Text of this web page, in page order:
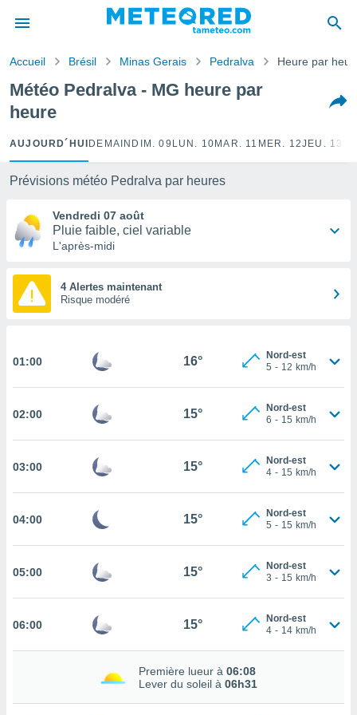
de
a
par
en
les
nous
à vous
de très
»,
ACCEPTER
Accueil Brésil Minas Gerais Pedralva Heure par
Météo Pedralva - MG heure par
heure
AUJOURD´HUI DEMAIN DIM. 09 LUN. 10 MAR. 11 MER. 12JEU. 13
Prévisions météo Pedralva par heures
Vendredi 07 août
Pluie faible, ciel variable
L'après-midi
4 Alertes maintenant
Risque modéré
01:00 16°
Nord-est
5 - 12 km/h
02:00 15°
Nord-est
6 - 15 km/h
03:00 15°
Nord-est
4 - 15 km/h
04:00 15°
Nord-est
5 - 15 km/h
05:00 15°
Nord-est
3 - 15 km/h
06:00 15°
Nord-est
4 - 14 km/h
Première lueur à 06:08
Lever du soleil à 06h31